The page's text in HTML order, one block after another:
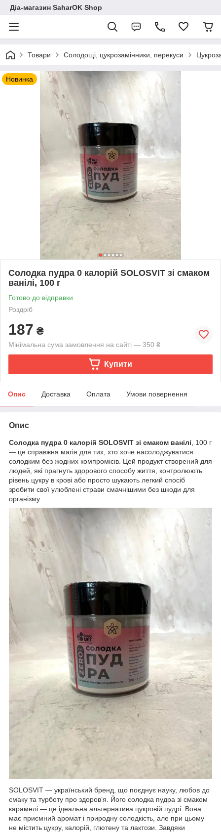
Діа-магазин SaharOK Shop
Товари Солодощі, цукрозамінники, перекуси
Новинка
Солодка пудра 0 калорій SOLOSVIT зі смаком
ванілі, 100 г
Готово до відправки
Роздріб
187 ₴
Мінімальна сума замовлення на сайті — 350 ₴
Купити
Опис Доставка Оплата Умови повернення
Опис
Солодка пудра 0 калорій SOLOSVIT зі смаком ванілі , 100 г
— це справжня магія для тих, хто хоче насолоджуватися
солодким без жодних компромісів. Цей продукт створений для
людей, які прагнуть здорового способу життя, контролюють
рівень цукру в крові або просто шукають легкий спосіб
зробити свої улюблені страви смачнішими без шкоди для
організму.
SOLOSVIT — український бренд, що поєднує науку, любов до
смаку та турботу про здоров’я. Його солодка пудра зі смаком
карамелі — це ідеальна альтернатива цукровій пудрі. Вона
має приємний аромат і природну солодкість, але при цьому
не містить цукру, калорій, глютену та лактози. Завдяки